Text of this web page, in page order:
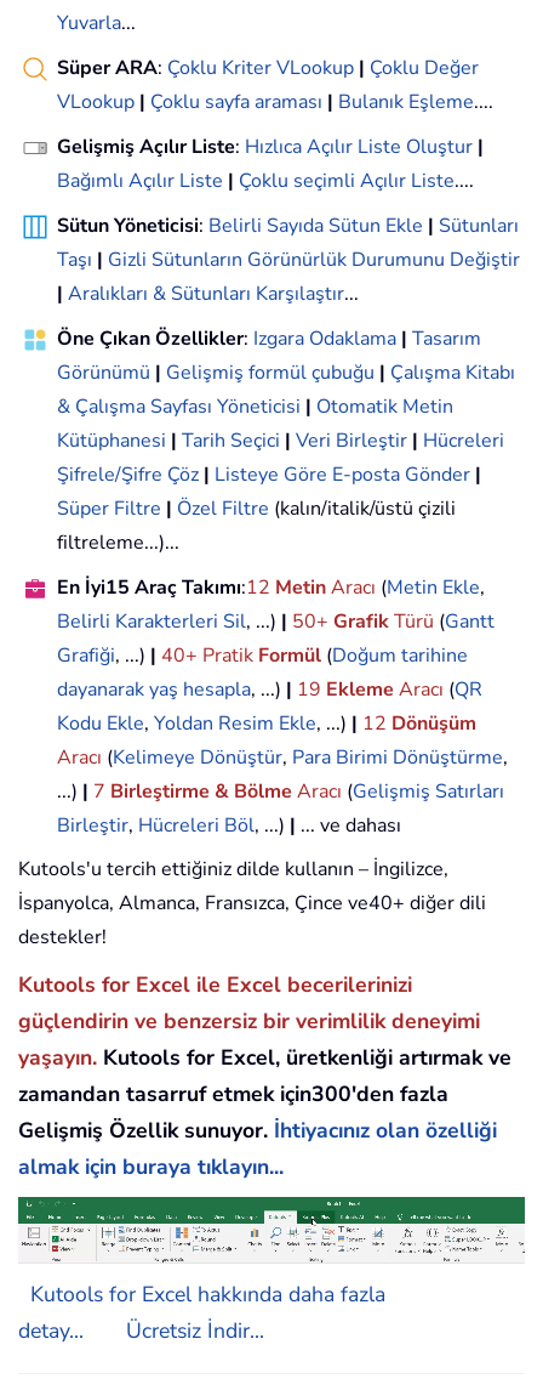
Yuvarla...
Süper ARA: Çoklu Kriter VLookup | Çoklu Değer
VLookup | Çoklu sayfa araması | Bulanık Eşleme....
Gelişmiş Açılır Liste: Hızlıca Açılır Liste Oluştur |
Bağımlı Açılır Liste | Çoklu seçimli Açılır Liste....
Sütun Yöneticisi: Belirli Sayıda Sütun Ekle | Sütunları
Taşı | Gizli Sütunların Görünürlük Durumunu Değiştir
| Aralıkları & Sütunları Karşılaştır...
Öne Çıkan Özellikler: Izgara Odaklama | Tasarım
Görünümü | Gelişmiş formül çubuğu | Çalışma Kitabı
& Çalışma Sayfası Yöneticisi | Otomatik Metin
Kütüphanesi | Tarih Seçici | Veri Birleştir | Hücreleri
Şifrele/Şifre Çöz | Listeye Göre E-posta Gönder |
Süper Filtre | Özel Filtre (kalın/italik/üstü çizili
filtreleme...)...
En İyi15 Araç Takımı:12 MetinAracı (Metin Ekle,
Belirli Karakterleri Sil, ...) | 50+ GrafikTürü (Gantt
Grafiği, ...) | 40+ Pratik Formül (Doğum tarihine
dayanarak yaş hesapla, ...) | 19 Ekleme Aracı (QR
Kodu Ekle, Yoldan Resim Ekle, ...) | 12 Dönüşüm
Aracı (Kelimeye Dönüştür, Para Birimi Dönüştürme,
...) | 7 Birleştirme & Bölme Aracı (Gelişmiş Satırları
Birleştir, Hücreleri Böl, ...) | ... ve dahası
Kutools'u tercih ettiğiniz dilde kullanın – İngilizce,
İspanyolca, Almanca, Fransızca, Çince ve40+ diğer dili
destekler!
Kutools for Excel ile Excel becerilerinizi
güçlendirin ve benzersiz bir verimlilik deneyimi
yaşayın. Kutools for Excel, üretkenliği artırmak ve
zamandan tasarruf etmek için300'den fazla
Gelişmiş Özellik sunuyor. İhtiyacınız olan özelliği
almak için buraya tıklayın...
Kutools for Excel hakkında daha fazla
detay...
Ücretsiz İndir...